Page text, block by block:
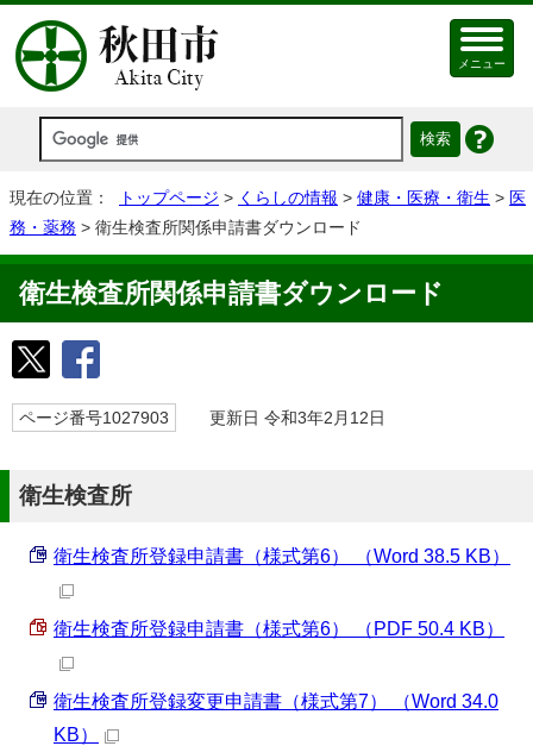
メニュー
現在の位置： トップページ > くらしの情報 > 健康・医療・衛生 > 医
務・薬務 > 衛生検査所関係申請書ダウンロード
衛生検査所関係申請書ダウンロード
ページ番号1027903 更新日 令和3年2月12日
衛生検査所
衛生検査所登録申請書（様式第6） （Word 38.5 KB）
衛生検査所登録申請書（様式第6） （PDF 50.4 KB）
衛生検査所登録変更申請書（様式第7） （Word 34.0
KB）